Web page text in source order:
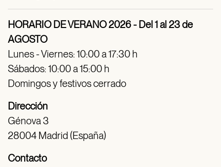
HORARIO DE VERANO 2026 - Del 1 al 23 de
AGOSTO
Lunes - Viernes: 10:00 a 17:30 h
Sábados: 10:00 a 15:00 h
Domingos y festivos cerrado
Dirección
Génova 3
28004 Madrid (España)
Contacto